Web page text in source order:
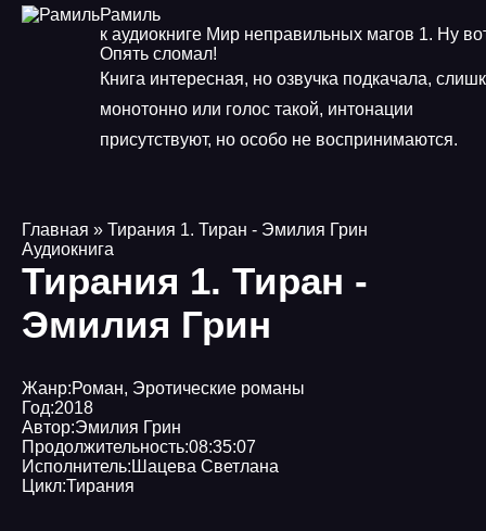
Рамиль
к аудиокниге Мир неправильных магов 1. Ну
Опять сломал!
Книга интересная, но озвучка подкачала,
монотонно или голос такой, интонации
присутствуют, но особо не воспринимаются.
Главная » Тирания 1. Тиран - Эмилия Грин
Аудиокнига
Тирания 1. Тиран -
Эмилия Грин
Жанр:Роман, Эротические романы
Год:2018
Автор:Эмилия Грин
Продолжительность:08:35:07
Исполнитель: Шацева Светлана
Цикл:Тирания